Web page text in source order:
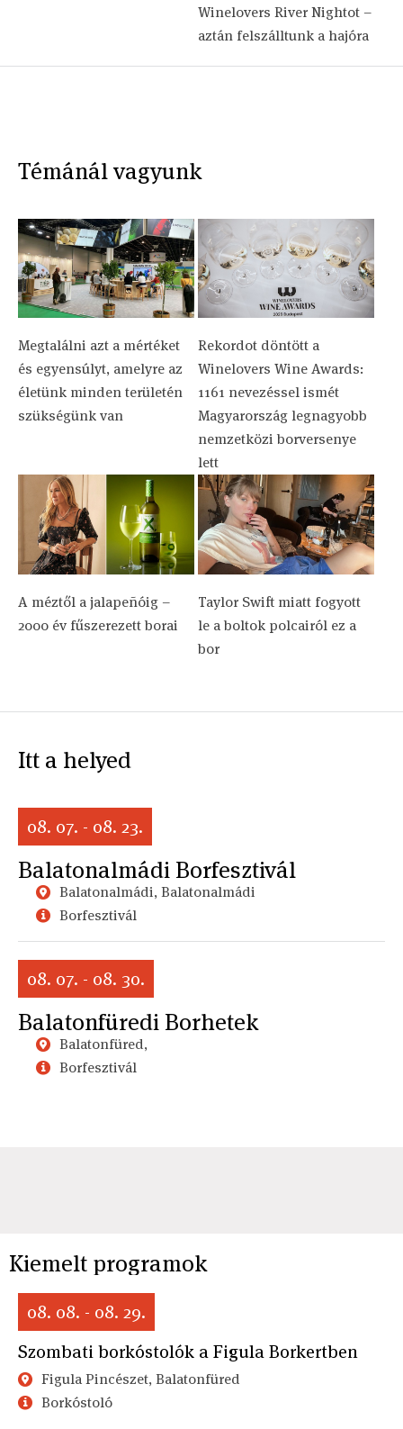
Winelovers River Nightot –
aztán felszálltunk a hajóra
Témánál vagyunk
Megtalálni azt a mértéket
és egyensúlyt, amelyre az
életünk minden területén
szükségünk van
Rekordot döntött a
Winelovers Wine Awards:
1161 nevezéssel ismét
Magyarország legnagyobb
nemzetközi borversenye
lett
A méztől a jalapeñóig –
2000 év fűszerezett borai
Taylor Swift miatt fogyott
le a boltok polcairól ez a
bor
Itt a helyed
08. 07. - 08. 23.
Balatonalmádi Borfesztivál
Balatonalmádi, Balatonalmádi
Borfesztivál
08. 07. - 08. 30.
Balatonfüredi Borhetek
Balatonfüred,
Borfesztivál
Kiemelt programok
08. 08. - 08. 29.
Szombati borkóstolók a Figula Borkertben
Figula Pincészet, Balatonfüred
Borkóstoló